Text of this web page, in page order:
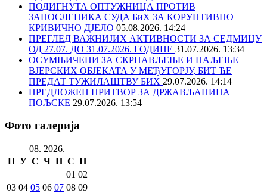
ПОДИГНУТА ОПТУЖНИЦА ПРОТИВ
ЗАПОСЛЕНИКА СУДА БиХ ЗА КОРУПТИВНО
КРИВИЧНО ДЈЕЛО 05.08.2026. 14:24
ПРЕГЛЕД ВАЖНИЈИХ АКТИВНОСТИ ЗА СЕДМИЦУ
ОД 27.07. ДО 31.07.2026. ГОДИНЕ 31.07.2026. 13:34
ОСУМЊИЧЕНИ ЗА СКРНАВЉЕЊЕ И ПАЉЕЊЕ
ВЈЕРСКИХ ОБЈЕКАТА У МЕЂУГОРЈУ, БИТ ЋЕ
ПРЕДАТ ТУЖИЛАШТВУ БИХ 29.07.2026. 14:14
ПРЕДЛОЖЕН ПРИТВОР ЗА ДРЖАВЉАНИНА
ПОЉСКЕ 29.07.2026. 13:54
Фото галерија
08. 2026.
П У С Ч П С Н
01 02
03 04 05 06 07 08 09